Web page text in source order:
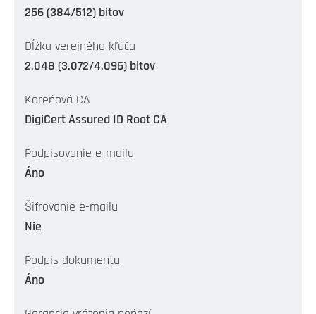
256 (384/512) bitov
Dĺžka verejného kľúča
2.048 (3.072/4.096) bitov
Koreňová CA
DigiCert Assured ID Root CA
Podpisovanie e-mailu
Áno
Šifrovanie e-mailu
Nie
Podpis dokumentu
Áno